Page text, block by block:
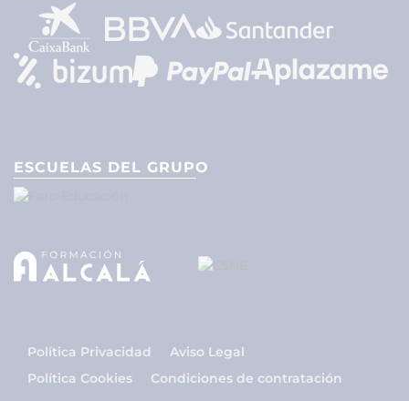
ESCUELAS DEL GRUPO
Política Privacidad
Aviso Legal
Política Cookies
Condiciones de contratación